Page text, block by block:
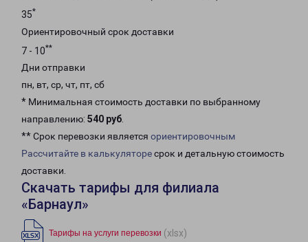
35*
Ориентировочный срок доставки
7 - 10**
Дни отправки
пн, вт, ср, чт, пт, сб
* Минимальная стоимость доставки по выбранному
направлению: 540 руб.
** Срок перевозки является ориентировочным
Рассчитайте в калькуляторесрок и детальную стоимость
доставки.
Скачать тарифы для филиала
«Барнаул»
Тарифы на услуги перевозки (xlsx)